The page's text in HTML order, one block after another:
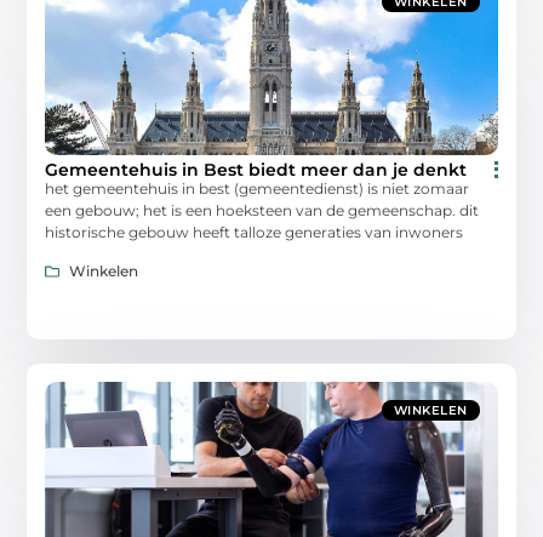
Gemeentehuis in Best biedt meer dan je denkt
het gemeentehuis in best (gemeentedienst) is niet zomaar
een gebouw; het is een hoeksteen van de gemeenschap. dit
historische gebouw heeft talloze generaties van inwoners
Winkelen
WINKELEN